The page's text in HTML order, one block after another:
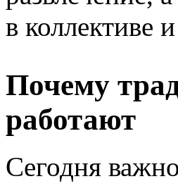
в коллективе
Почему
работают
Сегодня